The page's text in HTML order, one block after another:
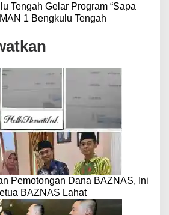
Tengah Gelar Program “Sapa
1 Bengkulu Tengah
Pemotongan Dana BAZNAS, Ini
BAZNAS Lahat